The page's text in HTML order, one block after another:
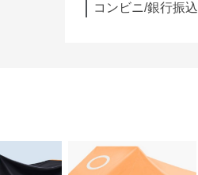
コンビニ/銀行振込